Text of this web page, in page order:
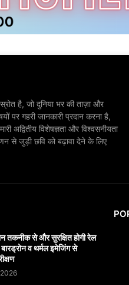
है, जो दुनिया भर की ताज़ा और
पर गहरी जानकारी प्रदान करना है,
अद्वितीय विशेषज्ञता और विश्वसनीयता
से जुड़ी छवि को बढ़ावा देने के लिए
तकनीक से और सुरक्षित होगी रेल
बारड्रोन व थर्मल इमेजिंग से